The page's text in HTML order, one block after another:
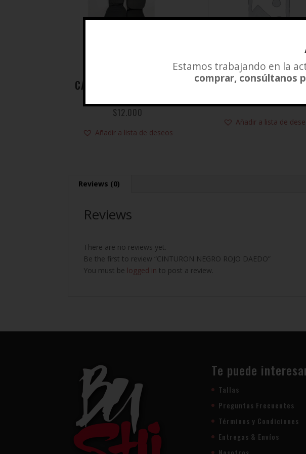
CANILLERA ELÁSTICADA
$12.000
Añadir a lista de deseos
CINTURONES
$5.000
Añadir a lista de
Reviews (0)
Reviews
There are no reviews yet.
Be the first to review “CINTURON NEGRO ROJO DAEDO”
You must be logged in to post a review.
Te puede
Tallas
Preguntas Frecuentes
Términos y Condiciones
Entregas & Envíos
Estamos trabajando en la
comprar, consúltanos